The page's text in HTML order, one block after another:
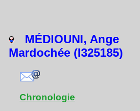
MÉDIOUNI, Ange
Mardochée (I325185)
Chronologie